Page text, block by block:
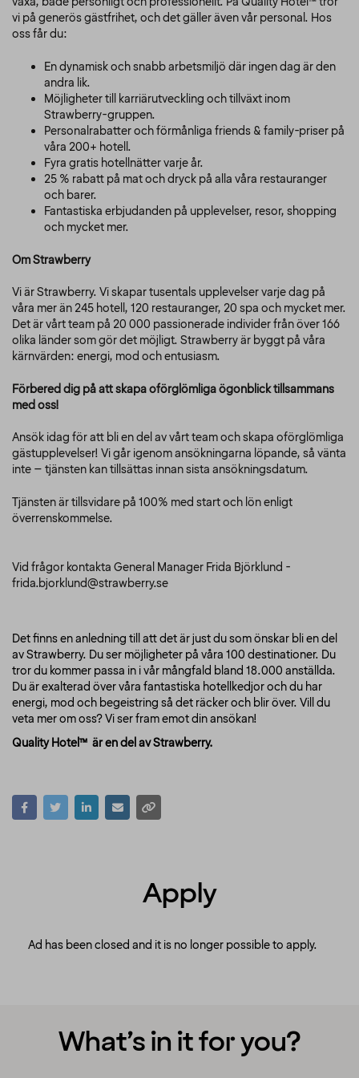
vi på generös gästfrihet, och det gäller även vår personal. Hos
oss får du:
En dynamisk och snabb arbetsmiljö där ingen dag är den
andra lik.
Möjligheter till karriärutveckling och tillväxt inom
Strawberry-gruppen.
Personalrabatter och förmånliga friends & family-priser på
våra 200+ hotell.
Fyra gratis hotellnätter varje år.
25 % rabatt på mat och dryck på alla våra restauranger
och barer.
Fantastiska erbjudanden på upplevelser, resor, shopping
och mycket mer.
Om Strawberry
Vi är Strawberry. Vi skapar tusentals upplevelser varje dag på
våra mer än 245 hotell, 120 restauranger, 20 spa och mycket mer.
Det är vårt team på 20 000 passionerade individer från över 166
olika länder som gör det möjligt. Strawberry är byggt på våra
kärnvärden: energi, mod och entusiasm.
Förbered dig på att skapa oförglömliga ögonblick tillsammans
med oss!
Ansök idag för att bli en del av vårt team och skapa oförglömliga
gästupplevelser! Vi går igenom ansökningarna löpande, så vänta
inte – tjänsten kan tillsättas innan sista ansökningsdatum.
Tjänsten är tillsvidare på 100% med start och lön enligt
överrenskommelse.
Vid frågor kontakta General Manager Frida Björklund -
frida.bjorklund@strawberry.se
Det finns en anledning till att det är just du som önskar bli en del
av Strawberry. Du ser möjligheter på våra 100 destinationer. Du
tror du kommer passa in i vår mångfald bland 18.000 anställda.
Du är exalterad över våra fantastiska hotellkedjor och du har
energi, mod och begeistring så det räcker och blir över. Vill du
veta mer om oss? Vi ser fram emot din ansökan!
Quality Hotel™ är en del av Strawberry.
Apply
Ad has been closed and it is no longer possible to apply.
What’s in it for you?